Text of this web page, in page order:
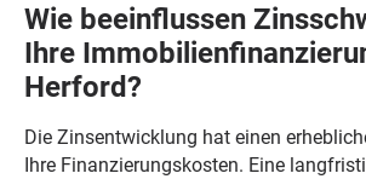
Wie beeinflussen
Ihre
Herford?
Die Zinsentwicklung hat einen
Ihre Finanzierungskosten. Eine